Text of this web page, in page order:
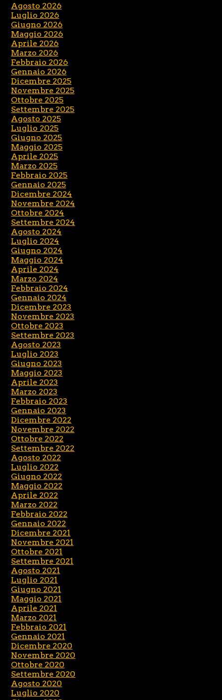
Agosto 2026
Luglio 2026
Giugno 2026
Maggio 2026
Aprile 2026
Marzo 2026
Febbraio 2026
Gennaio 2026
Dicembre 2025
Novembre 2025
Ottobre 2025
Settembre 2025
Agosto 2025
Luglio 2025
Giugno 2025
Maggio 2025
Aprile 2025
Marzo 2025
Febbraio 2025
Gennaio 2025
Dicembre 2024
Novembre 2024
Ottobre 2024
Settembre 2024
Agosto 2024
Luglio 2024
Giugno 2024
Maggio 2024
Aprile 2024
Marzo 2024
Febbraio 2024
Gennaio 2024
Dicembre 2023
Novembre 2023
Ottobre 2023
Settembre 2023
Agosto 2023
Luglio 2023
Giugno 2023
Maggio 2023
Aprile 2023
Marzo 2023
Febbraio 2023
Gennaio 2023
Dicembre 2022
Novembre 2022
Ottobre 2022
Settembre 2022
Agosto 2022
Luglio 2022
Giugno 2022
Maggio 2022
Aprile 2022
Marzo 2022
Febbraio 2022
Gennaio 2022
Dicembre 2021
Novembre 2021
Ottobre 2021
Settembre 2021
Agosto 2021
Luglio 2021
Giugno 2021
Maggio 2021
Aprile 2021
Marzo 2021
Febbraio 2021
Gennaio 2021
Dicembre 2020
Novembre 2020
Ottobre 2020
Settembre 2020
Agosto 2020
Luglio 2020